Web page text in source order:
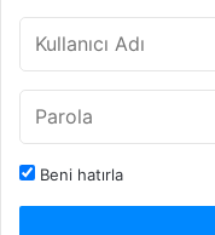
Beni hatırla